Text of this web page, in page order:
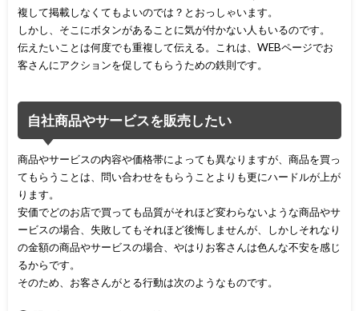
複して掲載しなくてもよいのでは？とおっしゃいます。
しかし、そこにボタンがあることに気が付かない人もいるのです。
伝えたいことは何度でも重複して伝える。これは、WEBページでお
客さんにアクションを促してもらうための鉄則です。
自社商品やサービスを販売したい
商品やサービスの内容や価格帯によっても異なりますが、商品を買っ
てもらうことは、問い合わせをもらうことよりも更にハードルが上が
ります。
安価でどのお店で買っても品質がそれほど変わらないような商品やサ
ービスの場合、失敗してもそれほど後悔しませんが、しかしそれなり
の金額の商品やサービスの場合、やはりお客さんは色んな不安を感じ
るからです。
そのため、お客さんがとる行動は次のようなものです。